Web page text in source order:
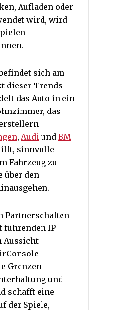
Aufladen oder
wird, wird
sich am
dieser Trends
das Auto in ein
das
, Audi und BM
sinnvolle
Fahrzeug zu
über den
Partnerschaften
führenden IP-
Aussicht
Grenzen
und
schafft eine
der Spiele,